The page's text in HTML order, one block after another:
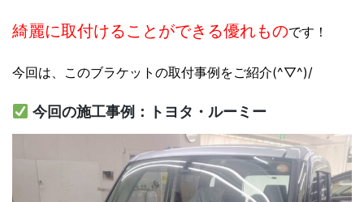
綺麗に取付けることができる優れものです！
今回は、このブラケットの取付事例をご紹介(^▽^)/
今回の施工事例：トヨタ・ルーミー